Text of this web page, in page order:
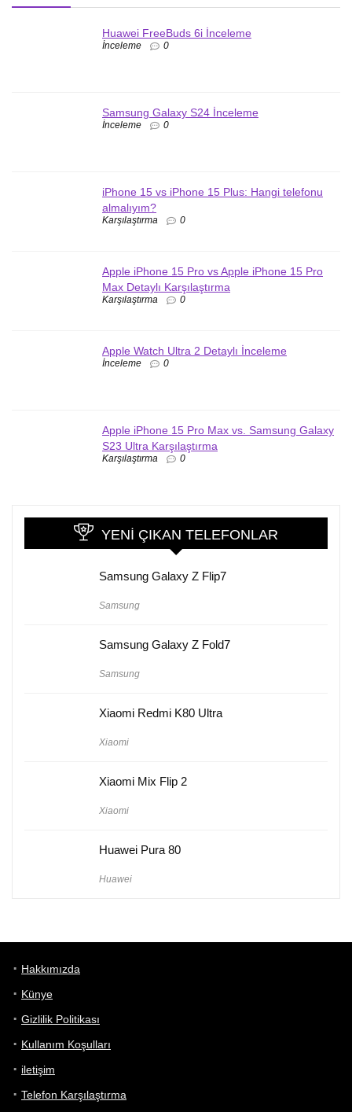
Huawei FreeBuds 6i İnceleme
İnceleme 0
Samsung Galaxy S24 İnceleme
İnceleme 0
iPhone 15 vs iPhone 15 Plus: Hangi telefonu
almalıyım?
Karşılaştırma 0
Apple iPhone 15 Pro vs Apple iPhone 15 Pro
Max Detaylı Karşılaştırma
Karşılaştırma 0
Apple Watch Ultra 2 Detaylı İnceleme
İnceleme 0
Apple iPhone 15 Pro Max vs. Samsung Galaxy
S23 Ultra Karşılaştırma
Karşılaştırma 0
YENI ÇIKAN TELEFONLAR
Samsung Galaxy Z Flip7
Samsung
Samsung Galaxy Z Fold7
Samsung
Xiaomi Redmi K80 Ultra
Xiaomi
Xiaomi Mix Flip 2
Xiaomi
Huawei Pura 80
Huawei
Hakkımızda
Künye
Gizlilik Politikası
Kullanım Koşulları
iletişim
Telefon Karşılaştırma